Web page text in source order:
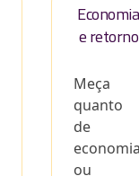
Economia
e retorno
Meça
quanto
de
ou